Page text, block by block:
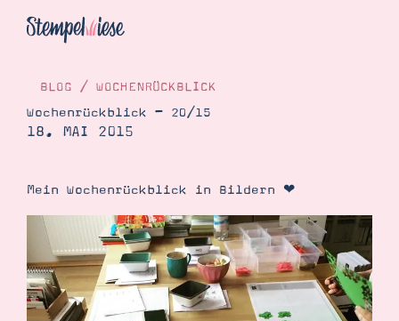
Katalog
Kontakt
BLOG / WOCHENRÜCKBLICK
Wochenrückblick – 20/15
18. MAI 2015
Mein Wochenrückblick in Bildern ❤